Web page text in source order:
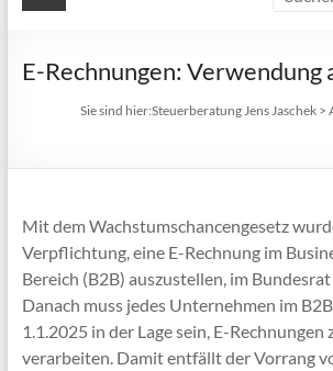
E-Rechnungen: Verwendung
Sie sind hier:Steuerberatung Jens Jaschek >
Mit dem Wachstumschancengesetz
Verpflichtung, eine E-Rechnung im
Bereich (B2B) auszustellen, im
Danach muss jedes Unternehmen im
1.1.2025 in der Lage sein, E-Rechnungen
verarbeiten. Damit entfällt der Vorrang